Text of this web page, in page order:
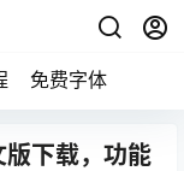
免费字体
下载，功能